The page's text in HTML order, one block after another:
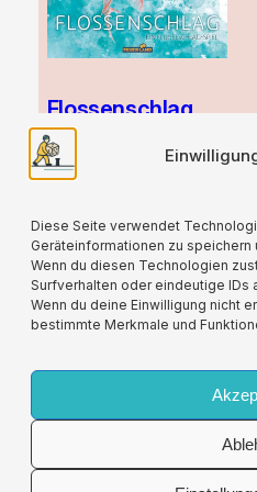
Diese Seite verwendet
Geräteinformationen zu
Wenn du diesen Technologien
Surfverhalten oder eindeutige IDs
Wenn du deine Einwilligung nicht
bestimmte Merkmale und
Flossenschlag
41,00
Für alle
Vertrag